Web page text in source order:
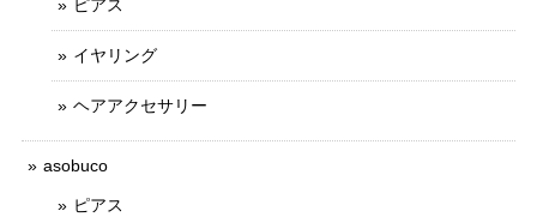
ピアス
イヤリング
ヘアアクセサリー
asobuco
ピアス